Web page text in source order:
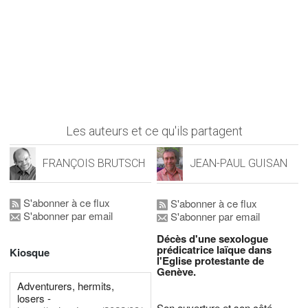
Les auteurs et ce qu'ils partagent
FRANÇOIS BRUTSCH
S'abonner à ce flux
S'abonner par email
Kiosque
Adventurers, hermits,
losers -
JEAN-PAUL GUISAN
S'abonner à ce flux
S'abonner par email
Décès d'une sexologue
prédicatrice laïque dans
l'Eglise protestante de
Genève.